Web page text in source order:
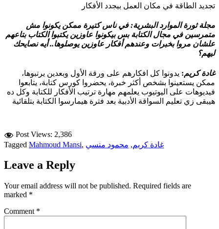
تجديد الطاقة في مكان العمل بيجدد الأفكار
مجلة ثورة الموارد البشرية:في ناس كتيرة ممكن يكونوا مش
متمرسين في مجال الكتابة بس بيكونوا عاوزين يكتبوا الكتاب بتاعهم
علشان مروا بخبرات وعندهم أفكار عاوزين يوصلوها.. أيه نصايحك
ليهم؟
غادة كريم: يدونوا كل افكارهم على ورقة الأول وبعدين يرتبوها،
ممكن يستعينوا بشخص أكثر خبرة، يحضروا كورس كتابة، يتابعوا
فيديوهات على اليوتيوب يعلمهم مهارة ترتيب الأفكار للكتابة وكل ده
هيبقى زي تعليم السواقة الأدبية بعد فترة هيمارسوا الكتابة بتلقائية
Post Views: 2,386
Tagged Mahmoud Mansi, غادة كريم, محمود منسي
Leave a Reply
Your email address will not be published. Required fields are
marked *
Comment *